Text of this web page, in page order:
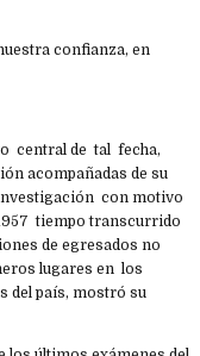
confianza, en
central de tal fecha,
acompañadas de su
con motivo
tiempo transcurrido
de egresados no
lugares en los
del país, mostró su